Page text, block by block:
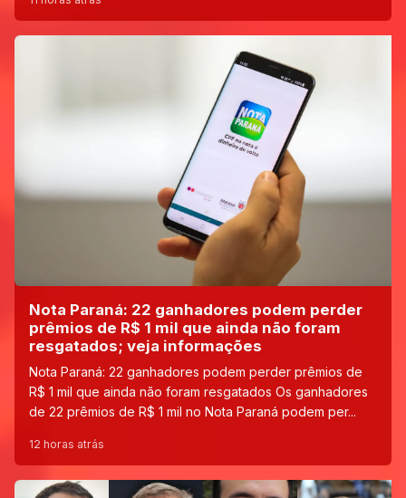
Nota Paraná: 22 ganhadores podem perder
prêmios de R$ 1 mil que ainda não foram
resgatados; veja informações
Nota Paraná: 22 ganhadores podem perder prêmios de
R$ 1 mil que ainda não foram resgatados Os ganhadores
de 22 prêmios de R$ 1 mil no Nota Paraná podem per...
12 horas atrás